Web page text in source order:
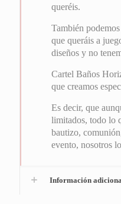
queréis.
También
que queráis a
diseños y no
Cartel Baños
que creamos
Es decir, que
limitados, todo lo
bautizo,
evento, nosotros
Información